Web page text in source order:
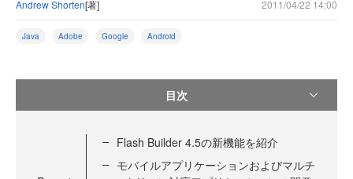
Andrew Shorten[著] 2011/04/22 14:00
Java Adobe Google Android
目次
Flash Builder 4.5の新機能を紹介
モバイルアプリケーションおよびマルチ